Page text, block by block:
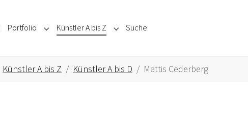
Portfolio Submenu for "Portfolio"
Künstler A bis Z Submenu for "Künstler A bis Z"
Suche
Künstler A bis Z Künstler A bis D Mattis Cederberg